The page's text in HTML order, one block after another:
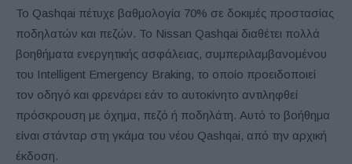
Το Qashqai πέτυχε βαθμολογία 70% σε δοκιμές προστασίας
ποδηλατών και πεζών. Το Nissan Qashqai διαθέτει πολλά
βοηθήματα ενεργητικής ασφάλειας, συμπεριλαμβανομένου
του Intelligent Emergency Braking, το οποίο προειδοποιεί
τον οδηγό και φρενάρει εάν το αυτοκίνητο αντιληφθεί
πρόσκρουση με όχημα, πεζό ή ποδηλάτη. Αυτό το βοήθημα
είναι στάνταρ στη γκάμα του νέου Qashqai, από την αρχική
έκδοση.